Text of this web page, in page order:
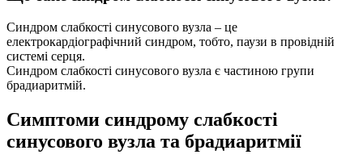
Синдром слабкості синусового вузла – це
електрокардіографічний синдром, тобто, паузи в провідній
системі серця.
Синдром слабкості синусового вузла є частиною групи
брадиаритмій.
Симптоми синдрому слабкості
синусового вузла та брадиаритмії